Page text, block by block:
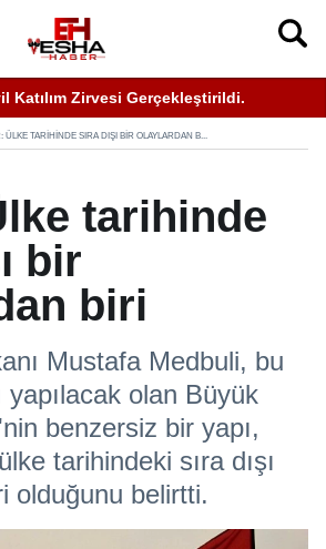
Bilgiyle İlaçlama Ölüm Getirir
Katılım Zirvesi Gerçekleştirildi.
ÜLKE TARIHINDE SIRA DIŞI BIR OLAYLARDAN B...
tarihinde
bir
biri
Mustafa Medbuli, bu
yapılacak olan Büyük
benzersiz bir yapı,
tarihindeki sıra dışı
olduğunu belirtti.